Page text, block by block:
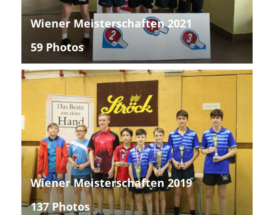
Wiener Meisterschaften 2021
59 Photos
Wiener Meisterschaften 2019
137 Photos